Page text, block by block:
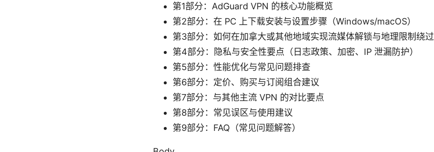
第1部分：AdGuard VPN 的核心功能概览
第2部分：在 PC 上下载安装与设置步骤（Windows/macOS）
第3部分：如何在加拿大或其他地域实现流媒体解锁与地理限制绕过
第4部分：隐私与安全性要点（日志政策、加密、IP 泄漏防护）
第5部分：性能优化与常见问题排查
第6部分：定价、购买与订阅组合建议
第7部分：与其他主流 VPN 的对比要点
第8部分：常见误区与使用建议
第9部分：FAQ（常见问题解答）